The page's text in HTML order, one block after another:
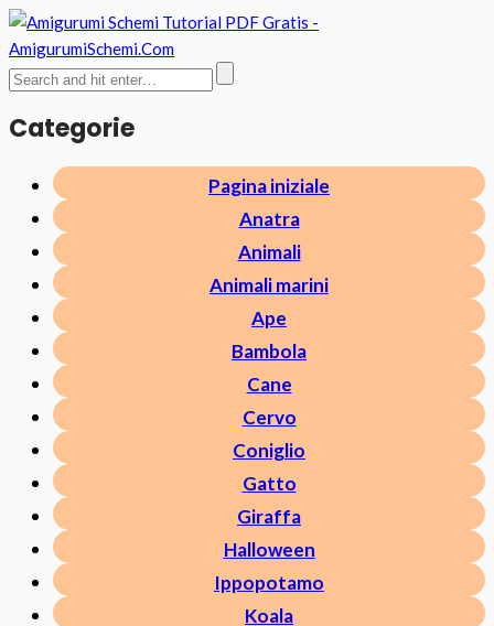
Categorie
Pagina iniziale
Anatra
Animali
Animali marini
Ape
Bambola
Cane
Cervo
Coniglio
Gatto
Giraffa
Halloween
Ippopotamo
Koala